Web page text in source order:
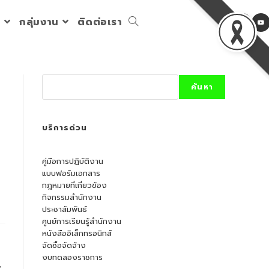
กลุ่มงาน ติดต่อเรา Toggle
ค้นหา
บริการด่วน
คู่มือการปฏิบัติงาน
แบบฟอร์มเอกสาร
กฎหมายที่เกี่ยวข้อง
กิจกรรมสำนักงาน
ประชาสัมพันธ์
ศูนย์การเรียนรู้สำนักงาน
หนังสืออิเล็กทรอนิกส์
จัดซื้อจัดจ้าง
งบทดลองราชการ